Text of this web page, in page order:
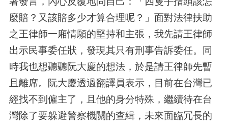
麼賠？又該賠多少才算合理呢？」面對法律扶助
之王律師一廂情願的堅持和主張，我先請王律師
出示民事委任狀，發現其只有刑事告訴委任。同
時我也想聽聽阮大慶的想法，於是請王律師先暫
且離席。阮大慶透過翻譯員表示，目前在台灣已
經找不到僱主了，且他的身分特殊，繼續待在台
灣除了要躲避警察機關的查緝，未來面臨冗長的